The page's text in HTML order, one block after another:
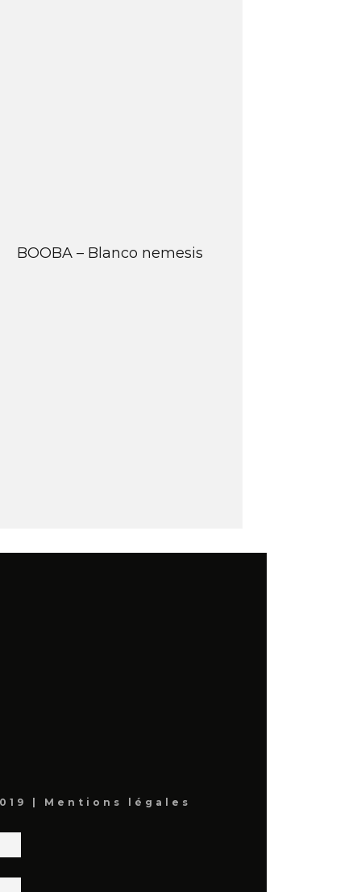
BOOBA – Blanco nemesis
| Mentions légales